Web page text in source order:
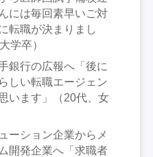
には毎回素早いご対
転職が決まりまし
学卒）
銀行の広報へ「後に
しい転職エージェン
います」（20代、女
ーション企業からメ
開発企業へ「求職者